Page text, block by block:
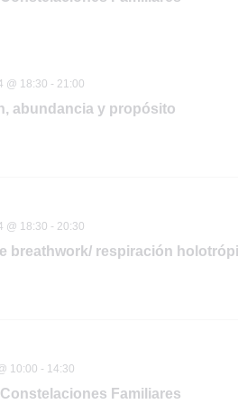
@ 18:30 - 21:00
abundancia y propósito
@ 18:30 - 20:30
breathwork/ respiración
10:00 - 14:30
Familiares